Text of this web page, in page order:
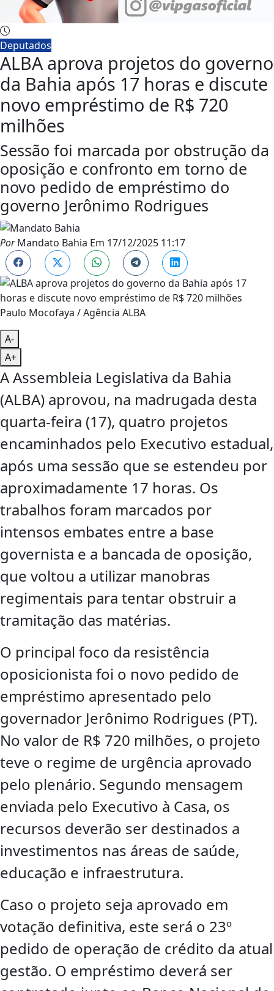
Deputados
ALBA aprova projetos do governo
da Bahia após 17 horas e discute
novo empréstimo de R$ 720
milhões
Sessão foi marcada por obstrução da
oposição e confronto em torno de
novo pedido de empréstimo do
governo Jerônimo Rodrigues
PorMandato Bahia Em 17/12/2025 11:17
Paulo Mocofaya / Agência ALBA
A-
A+
A Assembleia Legislativa da Bahia
(ALBA) aprovou, na madrugada desta
quarta-feira (17), quatro projetos
encaminhados pelo Executivo estadual,
após uma sessão que se estendeu por
aproximadamente 17 horas. Os
trabalhos foram marcados por
intensos embates entre a base
governista e a bancada de oposição,
que voltou a utilizar manobras
regimentais para tentar obstruir a
tramitação das matérias.
O principal foco da resistência
oposicionista foi o novo pedido de
empréstimo apresentado pelo
governador Jerônimo Rodrigues (PT).
No valor de R$ 720 milhões, o projeto
teve o regime de urgência aprovado
pelo plenário. Segundo mensagem
enviada pelo Executivo à Casa, os
recursos deverão ser destinados a
investimentos nas áreas de saúde,
educação e infraestrutura.
Caso o projeto seja aprovado em
votação definitiva, este será o 23º
pedido de operação de crédito da atual
gestão. O empréstimo deverá ser